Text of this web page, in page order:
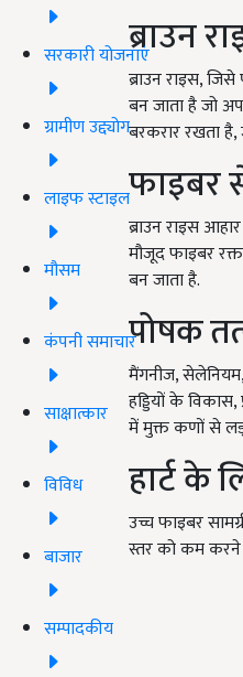
सरकारी योजनाएं
ग्रामीण उद्द्योग
लाइफ स्टाइल
मौसम
कंपनी समाचार
साक्षात्कार
विविध
बाजार
सम्पादकीय
ब्राउन
ब्राउन राइस,
बन जाता है जो
बरकरार रखता
फाइबर
ब्राउन राइस
मौजूद फाइबर
बन जाता है.
पोषक
मैंगनीज,
हड्डियों के
में मुक्त कणों से
हार्ट के
उच्च फाइबर
स्तर को कम करने